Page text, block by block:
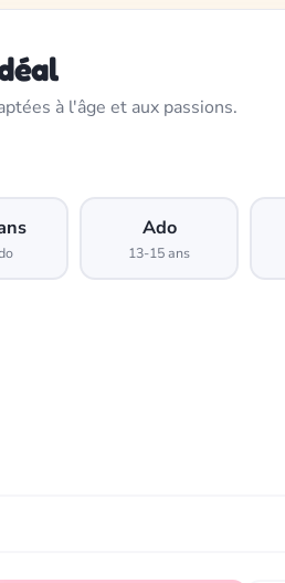
à l'âge et aux passions.
Ado
13-15 ans